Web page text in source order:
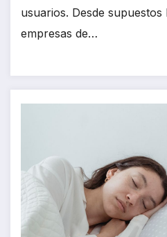
usuarios. Desde
empresas de…